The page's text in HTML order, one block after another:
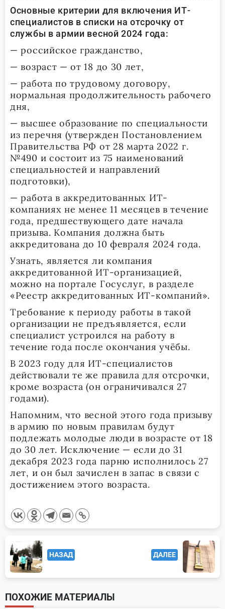
Основные критерии для включения ИТ-
специалистов в списки на отсрочку от
службы в армии весной 2024 года:
— российское гражданство,
— возраст — от 18 до 30 лет,
— работа по трудовому договору,
нормальная продолжительность рабочего
дня,
— высшее образование по специальности
из перечня (утвержден Постановлением
Правительства РФ от 28 марта 2022 г.
№490 и состоит из 75 наименований
специальностей и направлений
подготовки),
— работа в аккредитованных ИТ-
компаниях не менее 11 месяцев в течение
года, предшествующего дате начала
призыва. Компания должна быть
аккредитована до 10 февраля 2024 года.
Узнать, является ли компания
аккредитованной ИТ-организацией,
можно на портале Госуслуг, в разделе
«Реестр аккредитованных ИТ-компаний».
Требование к периоду работы в такой
организации не предъявляется, если
специалист устроился на работу в
течение года после окончания учёбы.
В 2023 году для ИТ-специалистов
действовали те же правила для отсрочки,
кроме возраста (он ограничивался 27
годами).
Напомним, что весной этого года призыву
в армию по новым правилам будут
подлежать молодые люди в возрасте от 18
до 30 лет. Исключение — если до 31
декабря 2023 года парню исполнилось 27
лет, и он был зачислен в запас в связи с
достижением этого возраста.
<span
class="nav-
subtitle
screen-
НАЗАД ДАЛЕЕ
ПОХОЖИЕ МАТЕРИАЛЫ